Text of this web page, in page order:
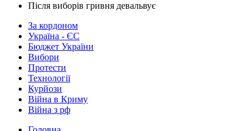
Після виборів гривня девальвує
За кордоном
Україна - ЄС
Бюджет України
Вибори
Протести
Технології
Курйози
Війна в Криму
Війна з рф